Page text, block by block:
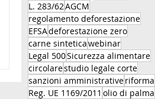
L. 283/62AGCM
regolamento deforestazione
EFSAdeforestazione zero
carne sinteticawebinar
Legal 500Sicurezza alimentare
circolarestudio legale corte
sanzioni amministrativeriforma
Reg. UE 1169/2011 olio di palma